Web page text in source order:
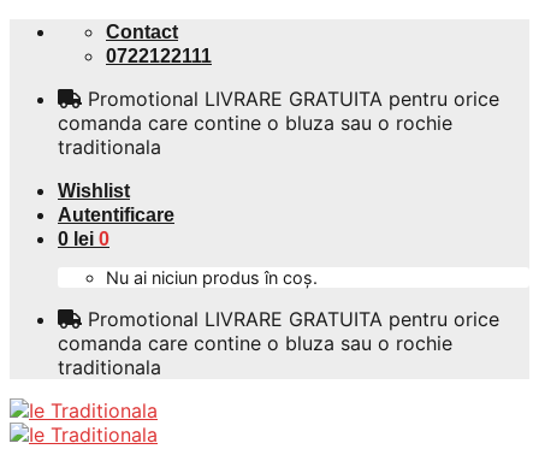
Skip
Contact
0722122111
Promotional LIVRARE GRATUITA pentru orice
comanda care contine o bluza sau o rochie
traditionala
Wishlist
Autentificare
0 lei 0
Nu ai niciun produs în coș.
Promotional LIVRARE GRATUITA pentru orice
comanda care contine o bluza sau o rochie
traditionala